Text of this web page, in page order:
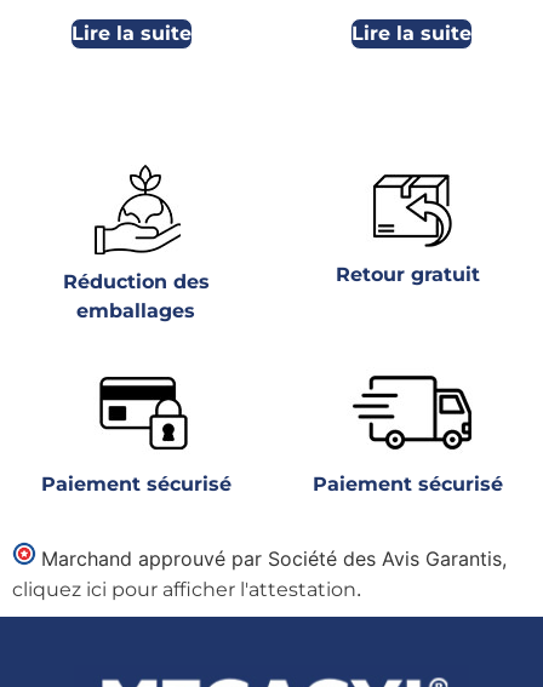
Lire la suite Lire la suite
Réduction des
emballages
Retour gratuit
Paiement sécurisé Paiement sécurisé
Marchand approuvé par Société des Avis Garantis,
cliquez ici pour afficher l'attestation.